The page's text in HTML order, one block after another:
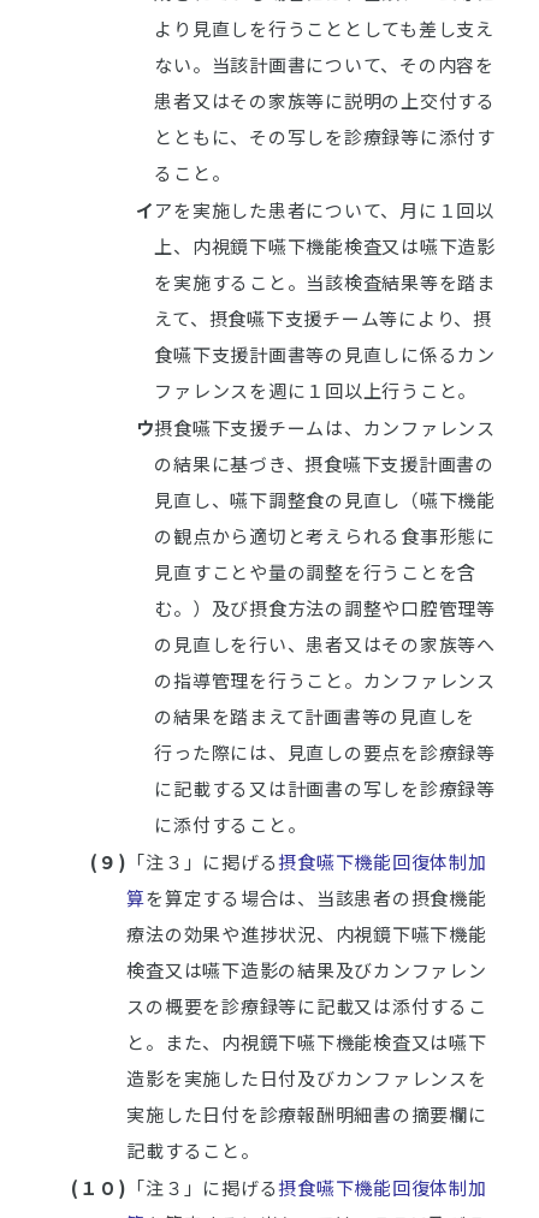
より見直しを行うこととしても差し支え
ない。当該計画書について、その内容を
患者又はその家族等に説明の上交付する
とともに、その写しを診療録等に添付す
ること。
イアを実施した患者について、月に１回以
上、内視鏡下嚥下機能検査又は嚥下造影
を実施すること。当該検査結果等を踏ま
えて、摂食嚥下支援チーム等により、摂
食嚥下支援計画書等の見直しに係るカン
ファレンスを週に１回以上行うこと。
ウ摂食嚥下支援チームは、カンファレンス
の結果に基づき、摂食嚥下支援計画書の
見直し、嚥下調整食の見直し（嚥下機能
の観点から適切と考えられる食事形態に
見直すことや量の調整を行うことを含
む。）及び摂食方法の調整や口腔管理等
の見直しを行い、患者又はその家族等へ
の指導管理を行うこと。カンファレンス
の結果を踏まえて計画書等の見直しを
行った際には、見直しの要点を診療録等
に記載する又は計画書の写しを診療録等
に添付すること。
(９) 「注３」に掲げる摂食嚥下機能回復体制加
算を算定する場合は、当該患者の摂食機能
療法の効果や進捗状況、内視鏡下嚥下機能
検査又は嚥下造影の結果及びカンファレン
スの概要を診療録等に記載又は添付するこ
と。また、内視鏡下嚥下機能検査又は嚥下
造影を実施した日付及びカンファレンスを
実施した日付を診療報酬明細書の摘要欄に
記載すること。
(１０) 「注３」に掲げる摂食嚥下機能回復体制加